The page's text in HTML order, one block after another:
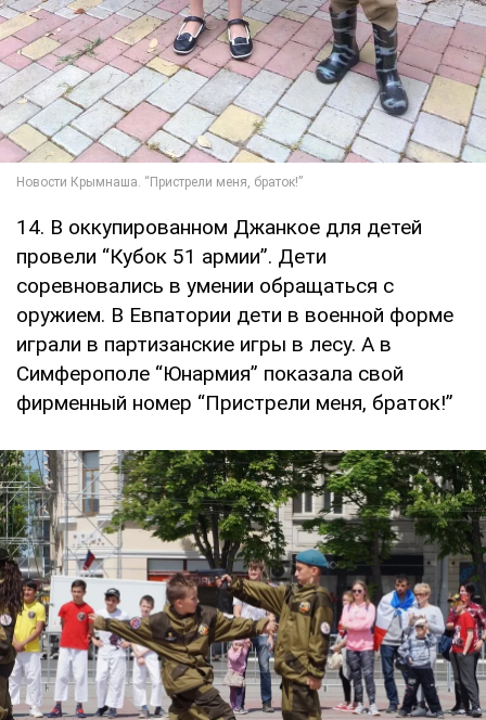
14. В оккупированном Джанкое для детей
провели “Кубок 51 армии”. Дети
соревновались в умении обращаться с
оружием. В Евпатории дети в военной форме
играли в партизанские игры в лесу. А в
Симферополе “Юнармия” показала свой
фирменный номер “Пристрели меня, браток!”